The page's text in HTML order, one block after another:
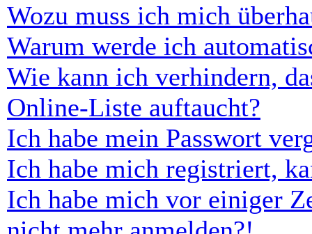
Wozu muss ich mich
Warum werde ich
Wie kann ich verhindern,
Online-Liste auftaucht?
Ich habe mein Passwort
Ich habe mich registriert,
Ich habe mich vor einiger